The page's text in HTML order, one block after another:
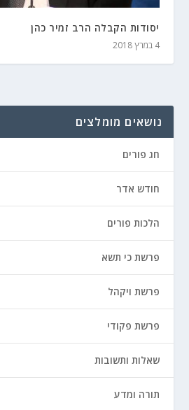
יסודות הקבלה הרב זמיר כהן
4 במרץ 2018
נושאים מומלצים
חג פורים
חודש אדר
הלכות פורים
פרשת כי תשא
פרשת ויקהל
פרשת פקודי
שאלות ותשובות
תורה ומדע